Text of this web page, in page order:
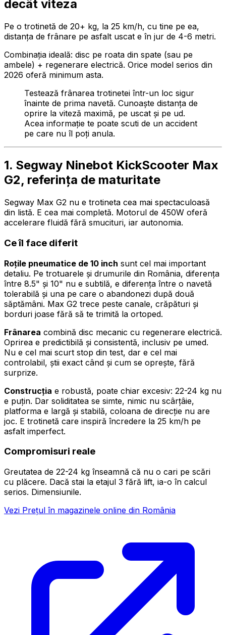
decât viteza
Pe o trotinetă de 20+ kg, la 25 km/h, cu tine pe ea,
distanța de frânare pe asfalt uscat e în jur de 4-6 metri.
Combinația ideală: disc pe roata din spate (sau pe
ambele) + regenerare electrică. Orice model serios din
2026 oferă minimum asta.
Testează frânarea trotinetei într-un loc sigur
înainte de prima navetă. Cunoaște distanța de
oprire la viteză maximă, pe uscat și pe ud.
Acea informație te poate scuti de un accident
pe care nu îl poți anula.
1. Segway Ninebot KickScooter Max
G2, referința de maturitate
Segway Max G2 nu e trotineta cea mai spectaculoasă
din listă. E cea mai completă. Motorul de 450W oferă
accelerare fluidă fără smucituri, iar autonomia.
Ce îl face diferit
Roțile pneumatice de 10 inch sunt cel mai important
detaliu. Pe trotuarele și drumurile din România, diferența
între 8.5" și 10" nu e subtilă, e diferența între o navetă
tolerabilă și una pe care o abandonezi după două
săptămâni. Max G2 trece peste canale, crăpături și
borduri joase fără să te trimită la ortoped.
Frânarea combină disc mecanic cu regenerare electrică.
Oprirea e predictibilă și consistentă, inclusiv pe umed.
Nu e cel mai scurt stop din test, dar e cel mai
controlabil, știi exact când și cum se oprește, fără
surprize.
Construcția e robustă, poate chiar excesiv: 22-24 kg nu
e puțin. Dar soliditatea se simte, nimic nu scârțâie,
platforma e largă și stabilă, coloana de direcție nu are
joc. E trotinetă care inspiră încredere la 25 km/h pe
asfalt imperfect.
Compromisuri reale
Greutatea de 22-24 kg înseamnă că nu o cari pe scări
cu plăcere. Dacă stai la etajul 3 fără lift, ia-o în calcul
serios. Dimensiunile.
Vezi Prețul în magazinele online din România